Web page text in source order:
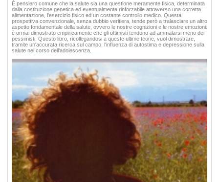
È pensiero comune che la salute sia una questione meramente fisica, determinata
dalla costituzione genetica ed eventualmente rinforzabile attraverso una corretta
alimentazione, l'esercizio fisico ed un costante controllo medico. Questa
prospettiva convenzionale, senza dubbio veritiera, tende però a tralasciare un altro
aspetto fondamentale della salute, ovvero le nostre cognizioni e le nostre emozioni:
è ormai dimostrato empiricamente che gli ottimisti tendono ad ammalarsi meno dei
pessimisti. Questo libro, ricollegandosi a queste ultime teorie, vuol dimostrare,
tramite un'accurata ricerca sul campo, l'influenza di autostima e depressione sulla
salute nel corso dell'adolescenza.